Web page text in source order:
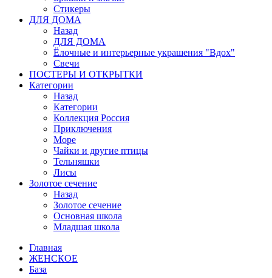
Стикеры
ДЛЯ ДОМА
Назад
ДЛЯ ДОМА
Ёлочные и интерьерные украшения "Вдох"
Свечи
ПОСТЕРЫ И ОТКРЫТКИ
Категории
Назад
Категории
Коллекция Россия
Приключения
Море
Чайки и другие птицы
Тельняшки
Лисы
Золотое сечение
Назад
Золотое сечение
Основная школа
Младшая школа
Главная
ЖЕНСКОЕ
База